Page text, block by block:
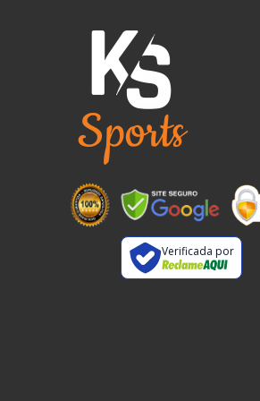
Verificada por